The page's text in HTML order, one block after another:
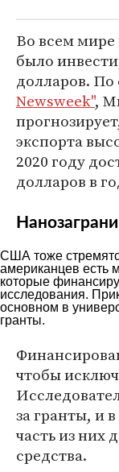
Во всем мире
было
долларов.
Newsweek",
экспорта
2020 году
долларов в
США тоже
американцев есть
которые
исследования.
основном в
гранты.
чтобы
за гранты, и
часть из них
средства.